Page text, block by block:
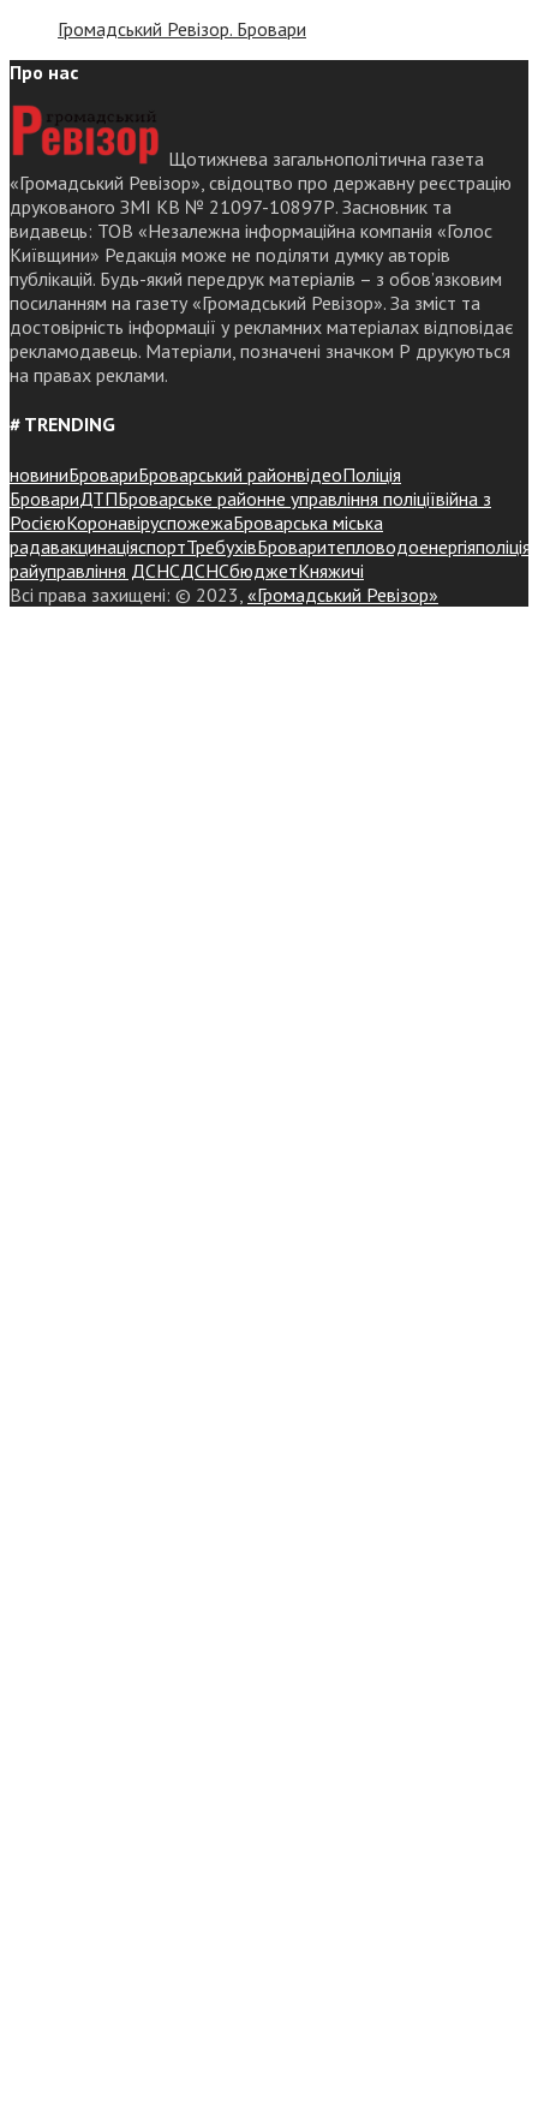
Громадський Ревізор. Бровари
Про нас
Щотижнева загальнополітична газета
«Громадський Ревізор», свідоцтво про державну реєстрацію
друкованого ЗМІ КВ № 21097-10897Р. Засновник та
видавець: ТОВ «Незалежна інформаційна компанія «Голос
Київщини» Редакція може не поділяти думку авторів
публікацій. Будь-який передрук матеріалів – з обов’язковим
посиланням на газету «Громадський Ревізор». За зміст та
достовірність інформації у рекламних матеріалах відповідає
рекламодавець. Матеріали, позначені значком Р друкуються
на правах реклами.
# TRENDING
новиниБровариБроварський районвідеоПоліція
БровариДТПБроварське районне управління поліціївійна з
РосієюКоронавіруспожежаБроварська міська
радавакцинаціяспортТребухівБроваритепловодоенергіяполіція
райуправління ДСНСДСНСбюджетКняжичі
Всі права захищені: © 2023, «Громадський Ревізор»